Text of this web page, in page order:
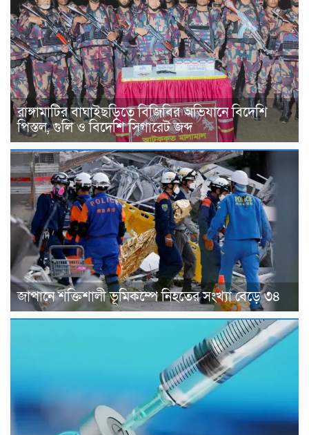
রাঙ্গামাটির বাঘাইছড়িতে বিজিবির অভিযানে বিদেশি
পিস্তল, গুলি ও বিদেশি সিগারেট জব্দ
জাপানে শক্তিশালী ভূমিকম্পে নিহতের সংখ্যা বেড়ে ৩৪